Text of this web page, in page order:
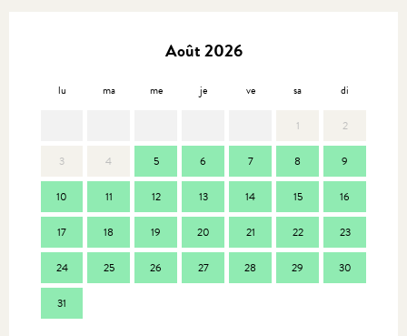
Août 2026
lu ma me je ve sa di
1 2
3 4 5 6 7 8 9
10 11 12 13 14 15 16
17 18 19 20 21 22 23
24 25 26 27 28 29 30
31